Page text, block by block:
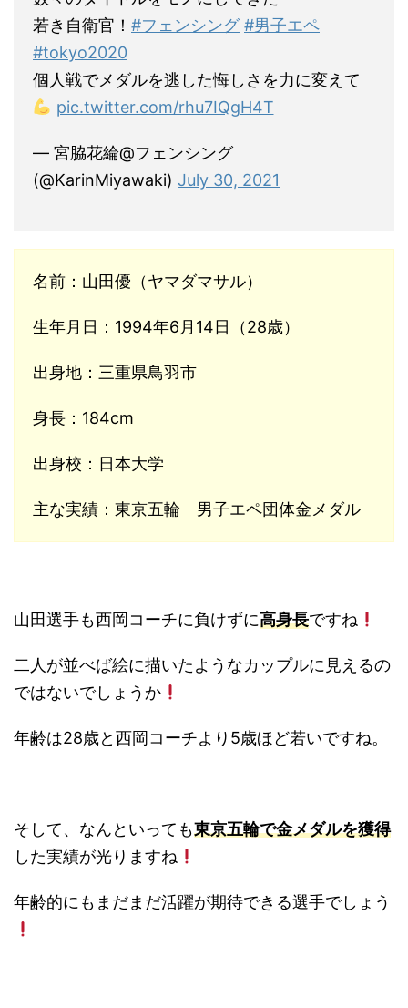
若き自衛官！ #フェンシング #男子エペ
#tokyo2020
個人戦でメダルを逃した悔しさを力に変えて
pic.twitter.com/rhu7IQgH4T
— 宮脇花綸@フェンシング
(@KarinMiyawaki) July 30, 2021
名前：山田優（ヤマダマサル）
生年月日：1994年6月14日（28歳）
出身地：三重県鳥羽市
身長：184cm
出身校：日本大学
主な実績：東京五輪 男子エペ団体金メダル
山田選手も西岡コーチに負けずに高身長ですね
二人が並べば絵に描いたようなカップルに見えるの
ではないでしょうか
年齢は28歳と西岡コーチより5歳ほど若いですね。
そして、なんといっても東京五輪で金メダルを獲得
した実績が光りますね
年齢的にもまだまだ活躍が期待できる選手でしょう